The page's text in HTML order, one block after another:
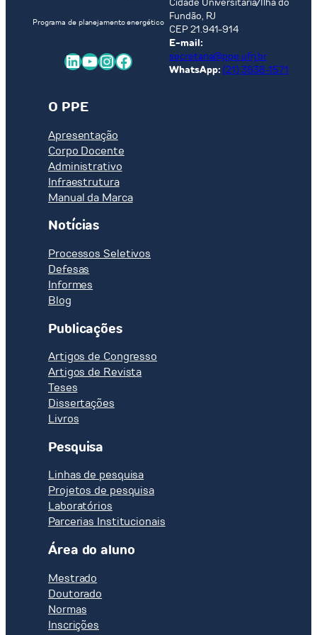
Programa de planejamento energético
LinkedIn Youtube InstagramFacebook
Fundão, RJ
CEP 21.941-914
E-mail:
secretaria@ppe.ufrj.br
WhatsApp: (21) 3938-1571
O PPE
Apresentação
Corpo Docente
Administrativo
Infraestrutura
Manual da Marca
Notícias
Processos Seletivos
Defesas
Informes
Blog
Publicações
Artigos de Congresso
Artigos de Revista
Teses
Dissertações
Livros
Pesquisa
Linhas de pesquisa
Projetos de pesquisa
Laboratórios
Parcerias Institucionais
Área do aluno
Mestrado
Doutorado
Normas
Inscrições